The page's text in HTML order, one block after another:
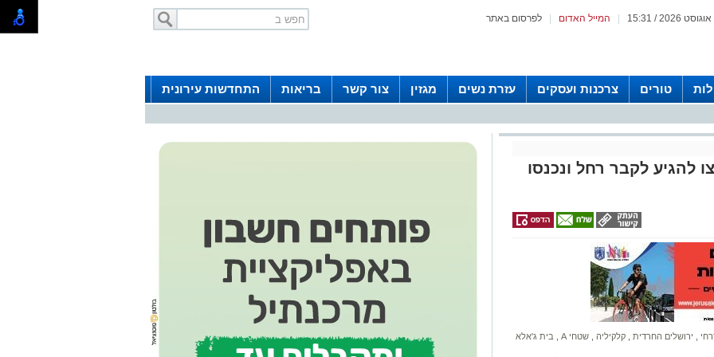
לפרסום באתר המייל האדום
טורים צרכנות ועסקים עזרת נשים מגזין צור קשר בריאות
התחדשות עירונית
להגיע לקבר רחל ונכנסו
ירושלים החרדית קלקיליה שטחי A
בית ג'אלא